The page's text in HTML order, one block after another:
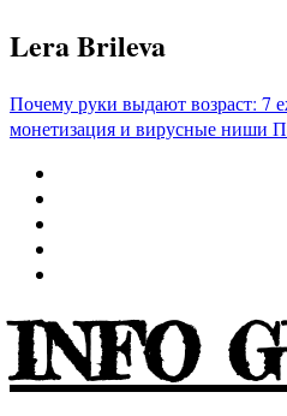
Перейти
к
Lera Brileva
Почему руки выдают возраст: 7
монетизация и вирусные ниши
INFO